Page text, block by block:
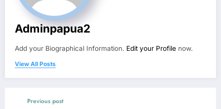
Adminpapua2
Add your Biographical Information. Edit your Profile now.
View All Posts
Previous post